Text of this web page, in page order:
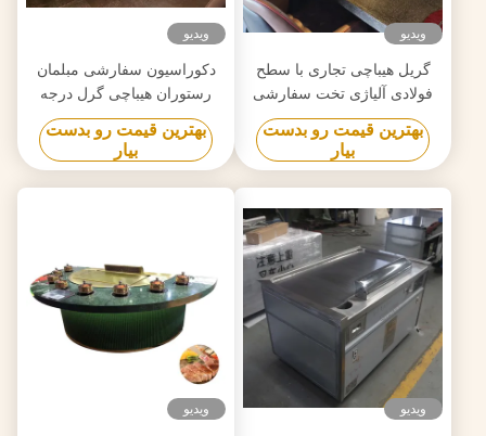
ویدیو
گریل هیباچی تجاری با سطح
فولادی آلیاژی تخت سفارشی
بهترین قیمت رو بدست
بیار
ویدیو
دکوراسیون سفارشی مبلمان
رستوران هیباچی گرل درجه
حرارت 50 تا 300 سانتیگراد
بهترین قیمت رو بدست
بیار
ویدیو ویدیو